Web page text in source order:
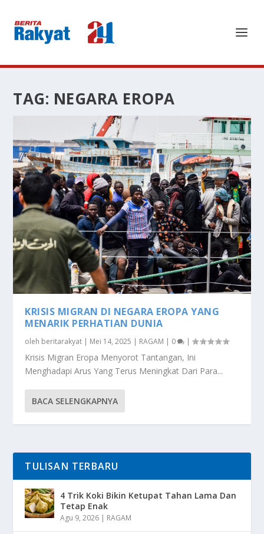
TAG: NEGARA EROPA
KRISIS MIGRAN DI NEGARA EROPA YANG
MENARIK PERHATIAN DUNIA
oleh beritarakyat | Mei 14, 2025 | RAGAM | 0 |
Krisis Migran Eropa Menyorot Tantangan, Ini
Menghadapi Arus Yang Terus Meningkat Dari Para...
BACA SELENGKAPNYA
TULISAN TERBARU
4 Trik Koki Bikin Ketupat Tahan Lama Dan
Tetap Enak
Agu 9, 2026 | RAGAM